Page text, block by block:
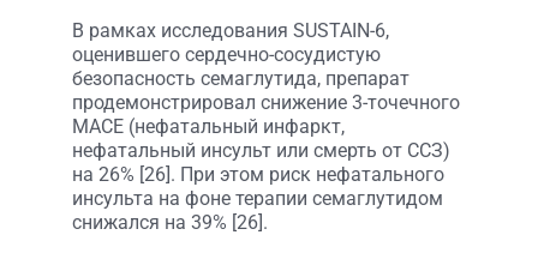
В рамках исследования SUSTAIN-6,
оценившего сердечно-сосудистую
безопасность семаглутида, препарат
продемонстрировал снижение 3-точечного
MACE (нефатальный инфаркт,
нефатальный инсульт или смерть от ССЗ)
на 26% [26]. При этом риск нефатального
инсульта на фоне терапии семаглутидом
снижался на 39% [26].